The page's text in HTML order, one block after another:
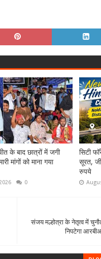
के बाद छात्रों में जगी
मांगों को माना गया
0
सिटी
सूरत,
रुपये
संजय मल्होत्रा ​​के नेतृत्व में
निपटेगा